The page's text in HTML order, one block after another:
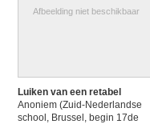
Afbeelding niet beschikbaar
Luiken van een retabel
Anoniem (Zuid-Nederlandse
school, Brussel, begin 17de